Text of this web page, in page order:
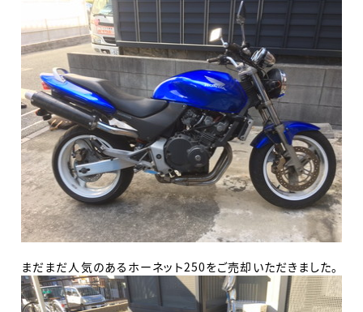
まだまだ人気のあるホーネット250をご売却いただきました。